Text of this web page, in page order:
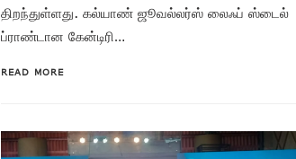
திறந்துள்ளது. கல்யாண் ஜூவல்லர்ஸ் லைஃப் ஸ்டைல்
ப்ராண்டான கேன்டிரி…
READ MORE